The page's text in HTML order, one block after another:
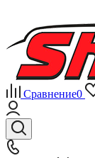
Сравнение0